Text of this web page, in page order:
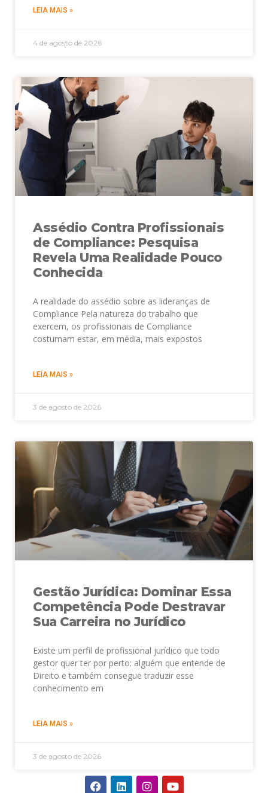
LEIA MAIS »
4 de agosto de 2026
Assédio Contra Profissionais
de Compliance: Pesquisa
Revela Uma Realidade Pouco
Conhecida
A realidade do assédio sobre as lideranças de
Compliance Pela natureza do trabalho que
exercem, os profissionais de Compliance
costumam estar, em média, mais expostos
LEIA MAIS »
3 de agosto de 2026
Gestão Jurídica: Dominar Essa
Competência Pode Destravar
Sua Carreira no Jurídico
Existe um perfil de profissional jurídico que todo
gestor quer ter por perto: alguém que entende de
Direito e também consegue traduzir esse
conhecimento em
LEIA MAIS »
3 de agosto de 2026